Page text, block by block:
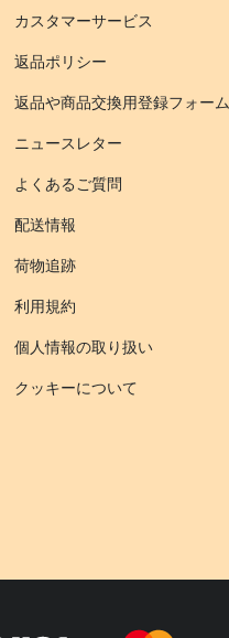
カスタマーサービス
返品ポリシー
返品や商品交換用登録フォーム
ニュースレター
よくあるご質問
配送情報
荷物追跡
利用規約
個人情報の取り扱い
クッキーについて